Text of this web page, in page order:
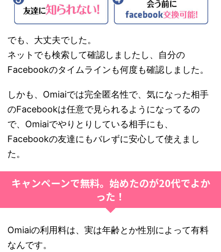
でも、大丈夫でした。
ネットでも検索して確認しましたし、自分の
Facebookのタイムラインも何度も確認しました。
しかも、Omiaiでは完全匿名性で、気になった相手
のFacebookは任意で見られるようになってるの
で、Omiaiでやりとりしている相手にも、
Facebookの友達にもバレずに安心して使えまし
た。
キャンペーンで無料。始めたのが20代でよか
った！
Omiaiの利用料は、実は年齢とか性別によって有料
なんです。